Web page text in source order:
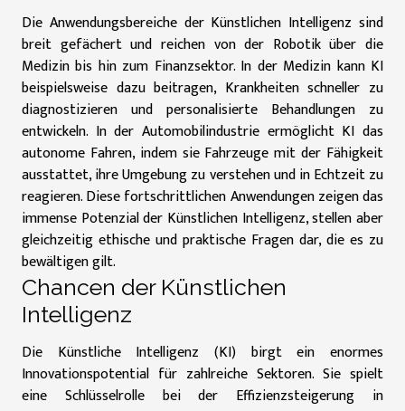
Die Anwendungsbereiche der Künstlichen Intelligenz sind
breit gefächert und reichen von der Robotik über die
Medizin bis hin zum Finanzsektor. In der Medizin kann KI
beispielsweise dazu beitragen, Krankheiten schneller zu
diagnostizieren und personalisierte Behandlungen zu
entwickeln. In der Automobilindustrie ermöglicht KI das
autonome Fahren, indem sie Fahrzeuge mit der Fähigkeit
ausstattet, ihre Umgebung zu verstehen und in Echtzeit zu
reagieren. Diese fortschrittlichen Anwendungen zeigen das
immense Potenzial der Künstlichen Intelligenz, stellen aber
gleichzeitig ethische und praktische Fragen dar, die es zu
bewältigen gilt.
Chancen der Künstlichen
Intelligenz
Die Künstliche Intelligenz (KI) birgt ein enormes
Innovationspotential für zahlreiche Sektoren. Sie spielt
eine Schlüsselrolle bei der Effizienzsteigerung in